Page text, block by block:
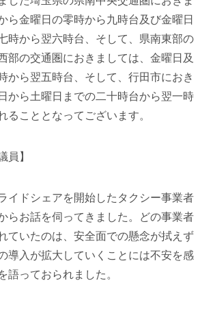
ら金曜日の零時から九時台及び金曜日
時から翌六時台、そして、県南東部の
部の交通圏におきましては、金曜日及
から翌五時台、そして、行田市におき
から土曜日までの二十時台から翌一時
ることとなってございます。
員】
イドシェアを開始したタクシー事業者
らお話を伺ってきました。どの事業者
ていたのは、安全面での懸念が拭えず
導入が拡大していくことには不安を感
語っておられました。